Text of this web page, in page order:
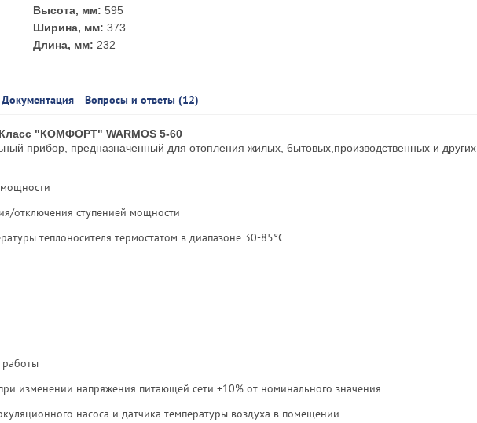
Высота, мм: 595
Ширина, мм: 373
Длина, мм: 232
Документация Вопросы и ответы (12)
"КОМФОРТ" WARMOS 5-60
прибор, предназначенный для отопления жилых, 6ытовых,производственных и других
отключения ступенией мощности
теплоносителя термостатом в диапазоне 30-85°С
изменении напряжения питающей сети +10% от номинального значения
насоса и датчика температуры воздуха в помещении